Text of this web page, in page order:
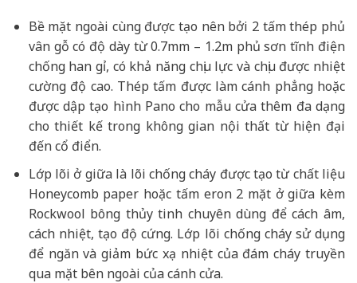
Bề mặt ngoài cùng được tạo nên bởi 2 tấm thép phủ
vân gỗ có độ dày từ 0.7mm – 1.2m phủ sơn tĩnh điện
chống han gỉ, có khả năng chịu lực và chịu được nhiệt
cường độ cao. Thép tấm được làm cánh phẳng hoặc
được dập tạo hình Pano cho mẫu cửa thêm đa dạng
cho thiết kế trong không gian nội thất từ hiện đại
đến cổ điển.
Lớp lõi ở giữa là lõi chống cháy được tạo từ chất liệu
Honeycomb paper hoặc tấm eron 2 mặt ở giữa kèm
Rockwool bông thủy tinh chuyên dùng để cách âm,
cách nhiệt, tạo độ cứng. Lớp lõi chống cháy sử dụng
để ngăn và giảm bức xạ nhiệt của đám cháy truyền
qua mặt bên ngoài của cánh cửa.